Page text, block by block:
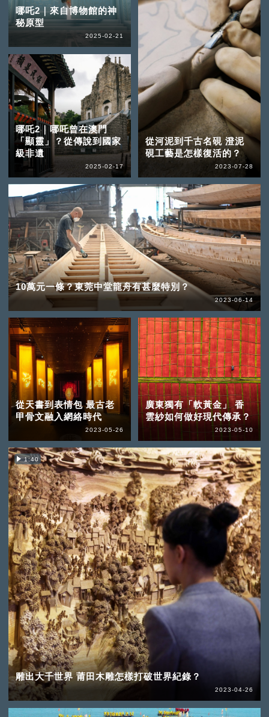
哪吒2｜來自博物館的神
秘原型
2025-02-21
哪吒2｜哪吒曾在澳門
「顯靈」？從傳說到國家
級非遺
2025-02-17
從河泥到千古名硯 澄泥
硯工藝是怎樣復活的？
2023-07-28
10萬元一條？東莞中堂龍舟有甚麼特別？
2023-06-14
從天書到表情包 最古老
甲骨文融入網絡時代
2023-05-26
廣東獨有「軟黃金」 香
雲紗如何做好現代傳承？
2023-05-10
1:40
雕出大千世界 莆田木雕怎樣打破世界紀錄？
2023-04-26